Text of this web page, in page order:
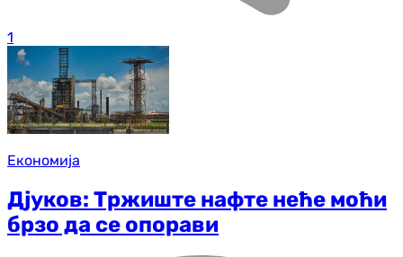
1
Економија
Дјуков: Tржиште нафте неће моћи
брзо да се опорави